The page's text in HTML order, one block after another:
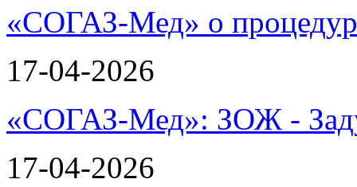
«СОГАЗ-Мед» о
17-04-2026
«СОГАЗ-Мед»: ЗОЖ -
17-04-2026